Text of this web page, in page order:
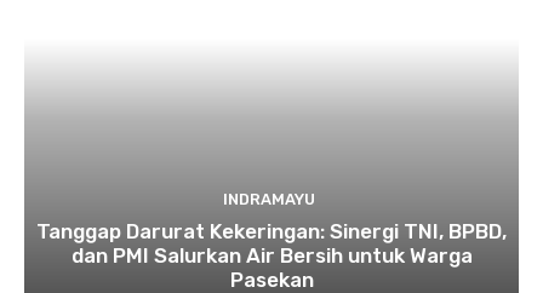
INDRAMAYU
​Tanggap Darurat Kekeringan: Sinergi TNI, BPBD,
dan PMI Salurkan Air Bersih untuk Warga
Pasekan